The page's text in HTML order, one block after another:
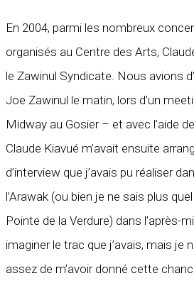
En 2004, parmi les nombreux
organisés au Centre des Arts,
le Zawinul Syndicate. Nous avions
Joe Zawinul le matin, lors d’un
Midway au Gosier – et avec l’aide
Claude Kiavué m’avait ensuite
d’interview que j’avais pu réaliser
l’Arawak (ou bien je ne sais plus
Pointe de la Verdure) dans l’après-
imaginer le trac que j’avais, mais je
assez de m’avoir donné cette